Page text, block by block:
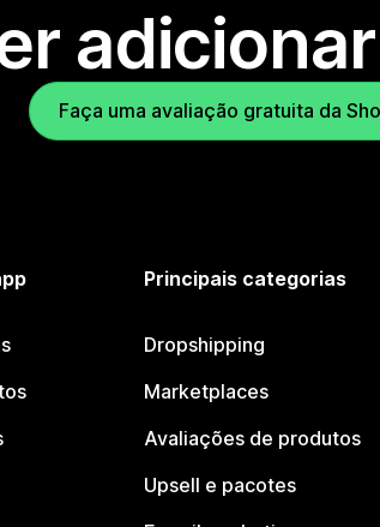
Faça uma avaliação gratuita da
Principais categorias
Dropshipping
Marketplaces
Avaliações de produtos
Upsell e pacotes